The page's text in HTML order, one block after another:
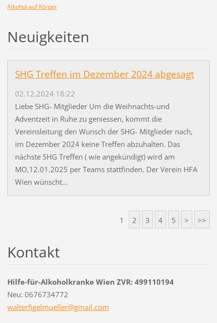
Alkohol auf Körper
Neuigkeiten
SHG Treffen im Dezember 2024 abgesagt
02.12.2024 18:22
Liebe SHG- Mitglieder Um die Weihnachts-und
Adventzeit in Ruhe zu geniessen, kommt die
Vereinsleitung den Wunsch der SHG- Mitglieder nach,
im Dezember 2024 keine Treffen abzuhalten. Das
nächste SHG Treffen ( wie angekündigt) wird am
MO,12.01.2025 per Teams stattfinden. Der Verein HFA
Wien wünscht...
1 2 3 4 5 > >>
Kontakt
Hilfe-für-Alkoholkranke Wien ZVR: 499110194
Neu: 0676734772
walterfigelmueller@gmail.com